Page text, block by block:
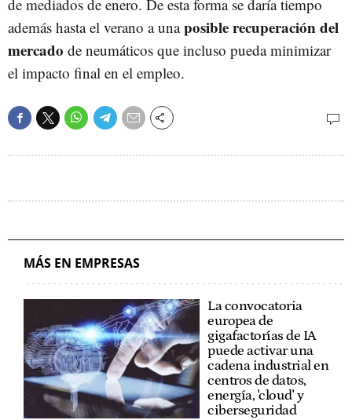
de mediados de enero. De esta forma se daría tiempo
además hasta el verano a unaposible recuperación del
mercado de neumáticos que incluso pueda minimizar
el impacto final en el empleo.
MÁS EN EMPRESAS
La convocatoria
europea de
gigafactorías de IA
puede activar una
cadena industrial en
centros de datos,
energía, 'cloud' y
ciberseguridad